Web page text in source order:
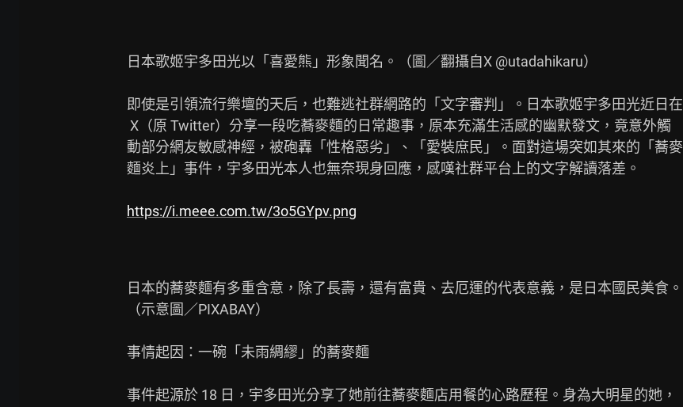
日本歌姬宇多田光以「喜愛熊」形象聞名。（圖／翻攝自X @utadahikaru）
即使是引領流行樂壇的天后，也難逃社群網路的「文字審判」。日本歌姬宇多田光近日在
動部分網友敏感神經，被砲轟「性格惡劣」、「愛裝庶民」。面對這場突如其來的「蕎麥
麵炎上」事件，宇多田光本人也無奈現身回應，感嘆社群平台上的文字解讀落差。
https://i.meee.com.tw/3o5GYpv.png
日本的蕎麥麵有多重含意，除了長壽，還有富貴、去厄運的代表意義，是日本國民美食。
（示意圖／PIXABAY）
事情起因：一碗「未雨綢繆」的蕎麥麵
事件起源於 18 日，宇多田光分享了她前往蕎麥麵店用餐的心路歷程。身為大明星的她，